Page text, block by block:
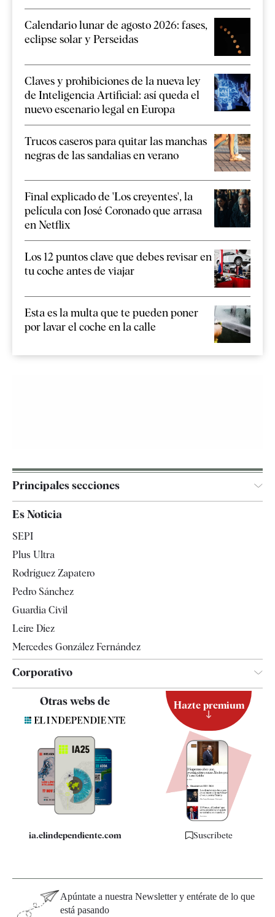
Calendario lunar de agosto 2026: fases,
eclipse solar y Perseidas
Claves y prohibiciones de la nueva ley
de Inteligencia Artificial: así queda el
nuevo escenario legal en Europa
Trucos caseros para quitar las manchas
negras de las sandalias en verano
Final explicado de 'Los creyentes', la
película con José Coronado que arrasa
en Netflix
Los 12 puntos clave que debes revisar en
tu coche antes de viajar
Esta es la multa que te pueden poner
por lavar el coche en la calle
Principales secciones
España
Televisión
Es Noticia
SEPI
Plus Ultra
Rodríguez Zapatero
Pedro Sánchez
Guardia Civil
Leire Díez
Mercedes González Fernández
Corporativo
Contacto
Quiénes somos
Especificaciones
Otras webs de
ia.elindependiente.com
Hazte premium
Suscríbete
Apúntate a nuestra Newsletter y entérate de lo que
está pasando